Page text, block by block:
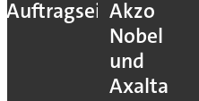
Auftragseingang
Akzo
Nobel
und
Axalta